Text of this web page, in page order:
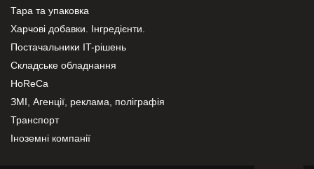
Тара та упаковка
Харчові добавки. Інгредієнти.
Постачальники IT-рішень
Складське обладнання
HoReCa
ЗМІ, Агенції, реклама, поліграфія
Транспорт
Іноземні компанії